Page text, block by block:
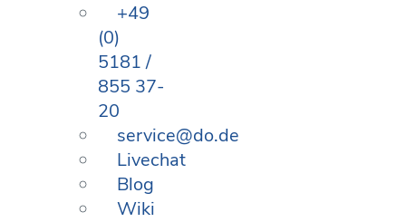
+49
(0)
5181 /
855 37-
20
service@do.de
Livechat
Blog
Wiki